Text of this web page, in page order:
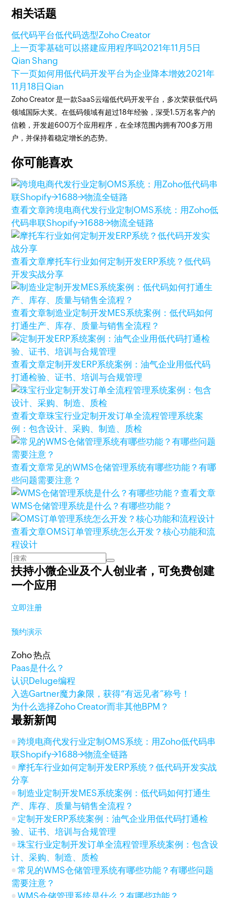
相关话题
低代码平台低代码选型Zoho Creator
上一页零基础可以搭建应用程序吗2021年11月5日
Qian Shang
下一页如何用低代码开发平台为企业降本增效2021年
11月18日 Qian
Zoho Creator 是一款SaaS云端低代码开发平台，多次荣获低代码
领域国际大奖。在低码领域有超过18年经验，深受1.5万名客户的
信赖，开发超600万个应用程序，在全球范围内拥有700多万用
户，并保持着稳定增长的态势。
你可能喜欢
查看文章跨境电商代发行业定制OMS系统：用Zoho低
代码串联Shopify→1688→物流全链路
查看文章摩托车行业如何定制开发ERP系统？低代码
开发实战分享
查看文章制造业定制开发MES系统案例：低代码如何
打通生产、库存、质量与销售全流程？
查看文章定制开发ERP系统案例：油气企业用低代码
打通检验、证书、培训与合规管理
查看文章珠宝行业定制开发订单全流程管理系统案
例：包含设计、采购、制造、质检
查看文章常见的WMS仓储管理系统有哪些功能？有哪
些问题需要注意？
查看文章
WMS仓储管理系统是什么？有哪些功能？
查看文章OMS订单管理系统怎么开发？核心功能和流
程设计
扶持小微企业及个人创业者，可免费创建
一个应用
立即注册
预约演示
Zoho 热点
Paas是什么？
认识Deluge编程
入选Gartner魔力象限，获得“有远见者”称号！
为什么选择Zoho Creator而非其他BPM？
最新新闻
跨境电商代发行业定制OMS系统：用Zoho低代码串
联Shopify→1688→物流全链路
摩托车行业如何定制开发ERP系统？低代码开发实战
分享
制造业定制开发MES系统案例：低代码如何打通生
产、库存、质量与销售全流程？
定制开发ERP系统案例：油气企业用低代码打通检
验、证书、培训与合规管理
珠宝行业定制开发订单全流程管理系统案例：包含设
计、采购、制造、质检
常见的WMS仓储管理系统有哪些功能？有哪些问题
需要注意？
WMS仓储管理系统是什么？有哪些功能？